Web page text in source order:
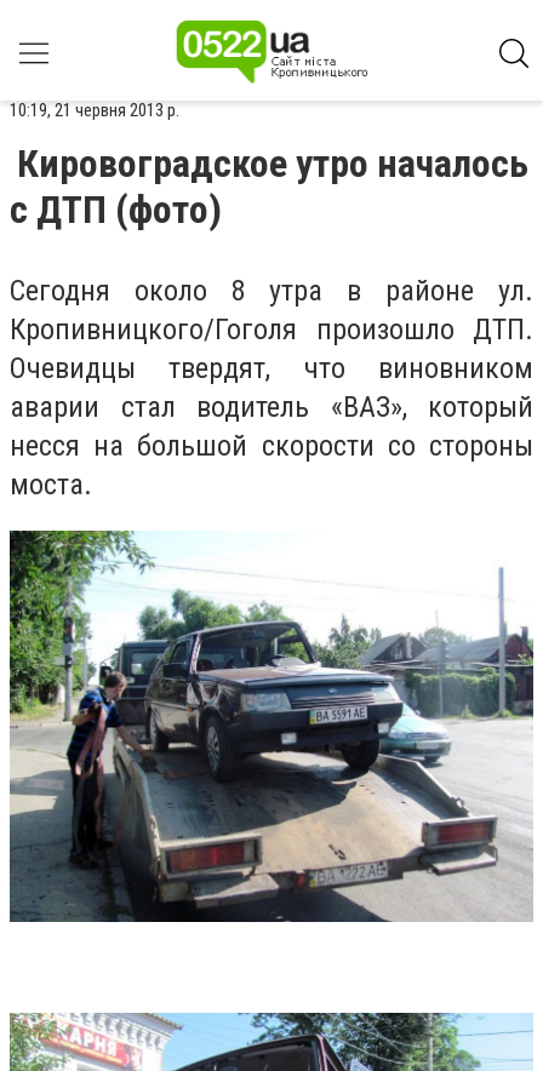
10:19, 21 червня 2013 р.
Кировоградское утро началось
с ДТП (фото)
Сегодня около 8 утра в районе ул.
Кропивницкого/Гоголя произошло ДТП.
Очевидцы твердят, что виновником
аварии стал водитель «ВАЗ», который
несся на большой скорости со стороны
моста.